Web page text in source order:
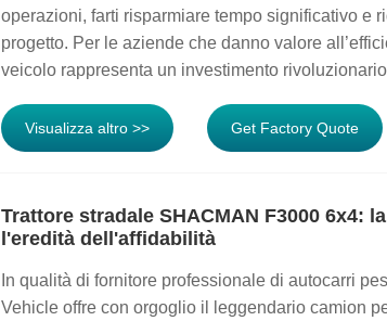
operazioni, farti risparmiare tempo significativo e
progetto. Per le aziende che danno valore
veicolo rappresenta un investimento
Visualizza altro >> Get Factory Quote
Trattore stradale SHACMAN F3000 6x4:
l'eredità dell'affidabilità
In qualità di fornitore professionale di autocarri
Vehicle offre con orgoglio il leggendario camion